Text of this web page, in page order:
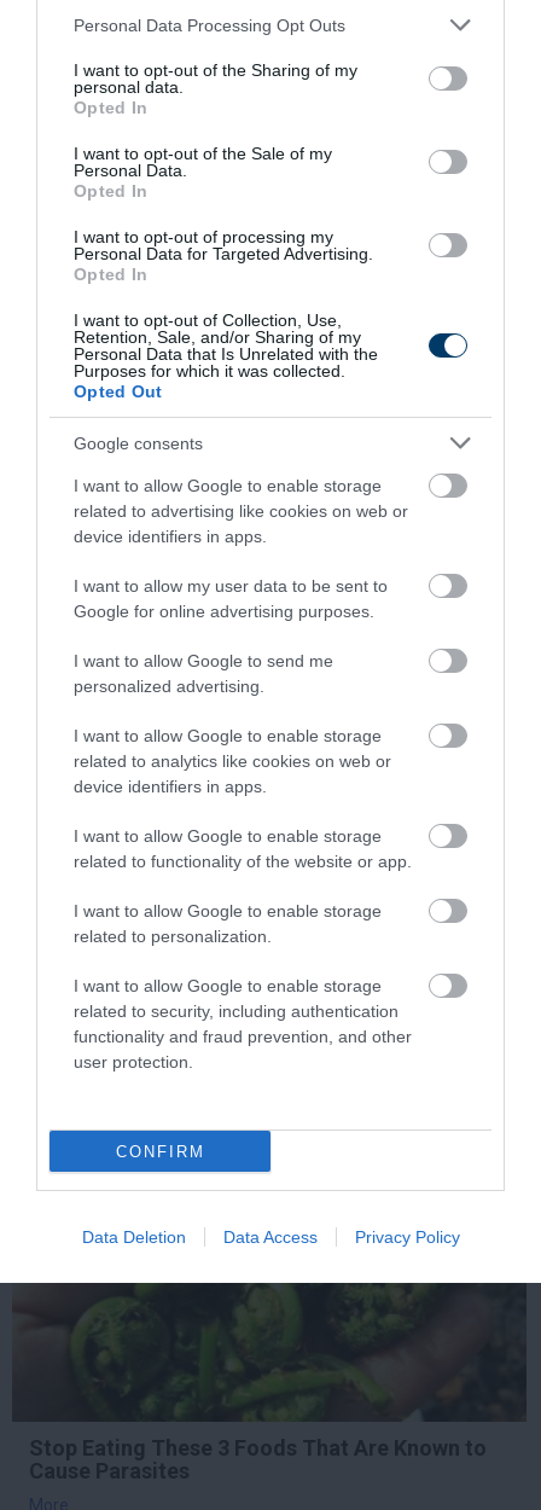
Please note that this website/app uses one or more Google
not limited to your visit or usage behaviour. You may click to
grant or deny consent to Google and its third-party tags to
use your data for below specified purposes in below Google
consent section.
Personal Data Processing Opt Outs
I want to opt-out of the Sharing of my
personal data.
Opted In
I want to opt-out of the Sale of my
Personal Data.
Opted In
I want to opt-out of processing my
Personal Data for Targeted Advertising.
Opted In
I want to opt-out of Collection, Use,
Retention, Sale, and/or Sharing of my
Personal Data that Is Unrelated with the
Purposes for which it was collected.
Opted Out
Google consents
I want to allow Google to enable storage
related to advertising like cookies on web or
device identifiers in apps.
I want to allow my user data to be sent to
Google for online advertising purposes.
I want to allow Google to send me
personalized advertising.
I want to allow Google to enable storage
related to analytics like cookies on web or
device identifiers in apps.
I want to allow Google to enable storage
related to functionality of the website or app.
I want to allow Google to enable storage
related to personalization.
I want to allow Google to enable storage
related to security, including authentication
functionality and fraud prevention, and other
user protection.
CONFIRM
Data Deletion Data Access Privacy Policy
380 146
3 h 48 min
This Simple Trick Removes All Parasites From
Your Body!
281 98 221
5 h 22 min
Die Instantly
6 h 40 min
Stop Eating These 3 Foods That Are Known to
Cause Parasites
More